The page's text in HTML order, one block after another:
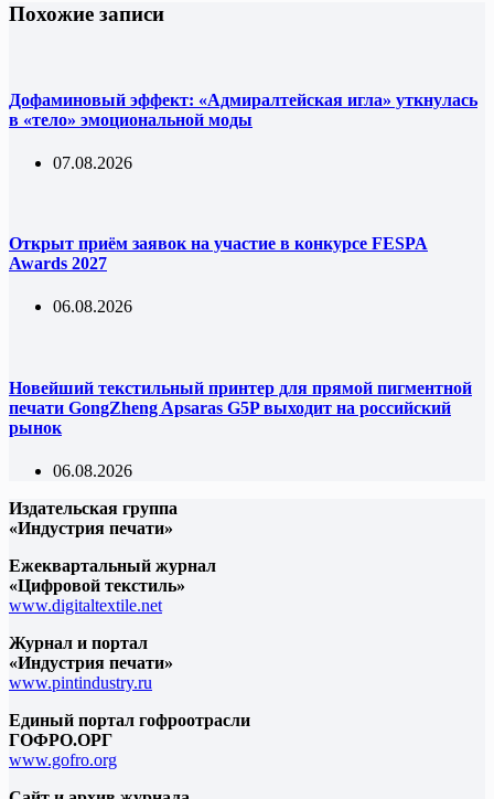
Похожие записи
Дофаминовый эффект: «Адмиралтейская игла» уткнулась
в «тело» эмоциональной моды
07.08.2026
Открыт приём заявок на участие в конкурсе FESPA
Awards 2027
06.08.2026
Новейший текстильный принтер для прямой пигментной
печати GongZheng Apsaras G5P выходит на российский
рынок
06.08.2026
Издательская группа
«Индустрия печати»
Ежеквартальный журнал
«Цифровой текстиль»
www.digitaltextile.net
Журнал и портал
«Индустрия печати»
www.pintindustry.ru
Единый портал гофроотрасли
ГОФРО.ОРГ
www.gofro.org